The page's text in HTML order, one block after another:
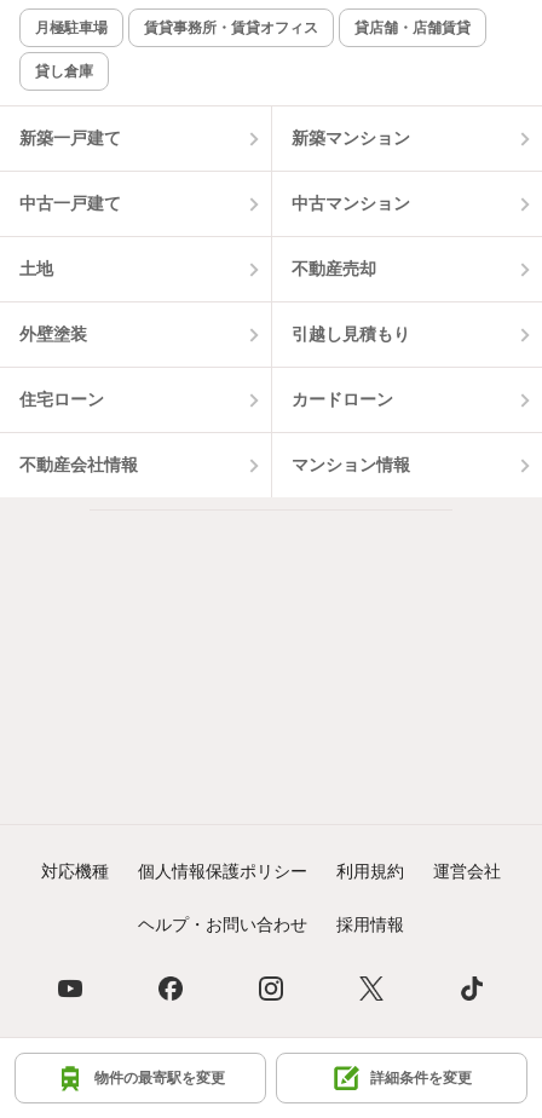
物件の最寄駅を変更 詳細条件を変更
月極駐車場 賃貸事務所・賃貸オフィス 貸店舗・店舗賃貸
貸し倉庫
新築一戸建て 新築マンション
中古一戸建て 中古マンション
土地 不動産売却
外壁塗装 引越し見積もり
住宅ローン カードローン
不動産会社情報 マンション情報
対応機種 個人情報保護ポリシー 利用規約 運営会社
ヘルプ・お問い合わせ 採用情報
©NIFTY Lifestyle Co., Ltd.